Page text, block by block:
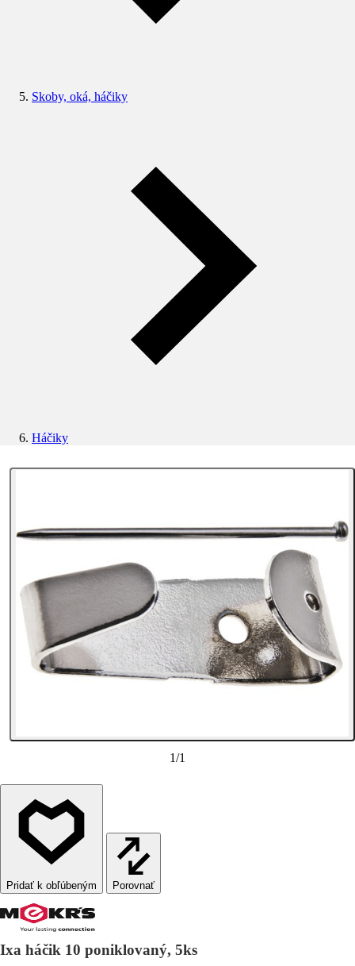
Skoby, oká, háčiky
Háčiky
1/1
Porovnať
Ixa háčik 10 poniklovaný, 5ks